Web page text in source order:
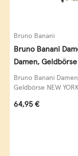
Bruno Banani
Bruno Banani
Damen,
schwarz
Bruno Banani
Geldbörse NEW
Regulärer Preis:
64,95 €